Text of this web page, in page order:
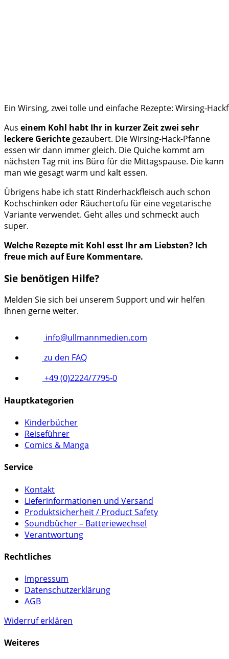
Ein Wirsing, zwei tolle und einfache Rezepte: Wirsing-
Aus einem Kohl habt Ihr in kurzer Zeit zwei sehr
leckere Gerichte gezaubert. Die Wirsing-Hack-Pfanne
essen wir dann immer gleich. Die Quiche kommt am
nächsten Tag mit ins Büro für die Mittagspause. Die kann
man wie gesagt warm und kalt essen.
Übrigens habe ich statt Rinderhackfleisch auch schon
Kochschinken oder Räuchertofu für eine vegetarische
Variante verwendet. Geht alles und schmeckt auch
super.
Welche Rezepte mit Kohl esst Ihr am Liebsten? Ich
freue mich auf Eure Kommentare.
Sie benötigen Hilfe?
Melden Sie sich bei unserem Support und wir helfen
Ihnen gerne weiter.
info@ullmannmedien.com
zu den FAQ
+49 (0)2224/7795-0
Hauptkategorien
Kinderbücher
Reiseführer
Comics & Manga
Service
Kontakt
Lieferinformationen und Versand
Produktsicherheit / Product Safety
Soundbücher – Batteriewechsel
Verantwortung
Rechtliches
Impressum
Datenschutzerklärung
AGB
Widerruf erklären
Weiteres